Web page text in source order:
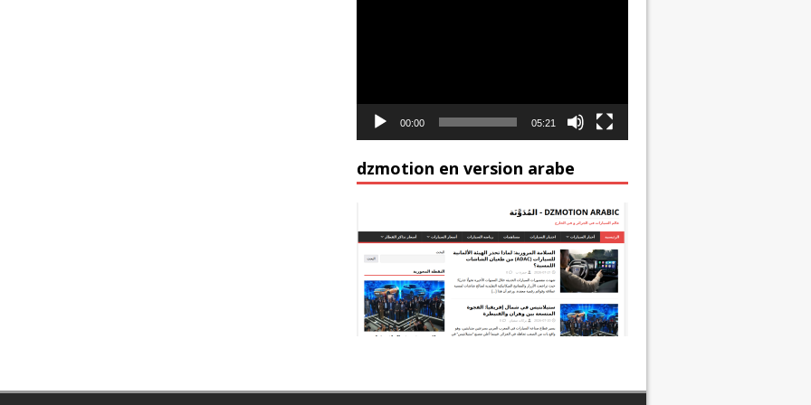
00:00 05:21
dzmotion en version arabe